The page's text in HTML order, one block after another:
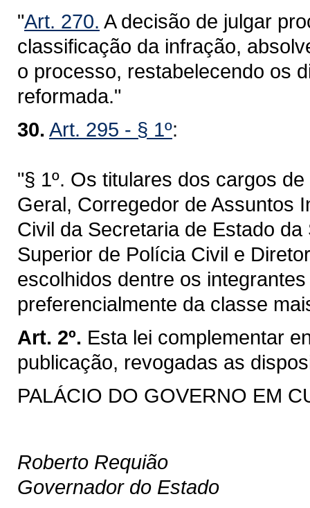
"Art. 270. A decisão de julgar
classificação da infração,
o processo, restabelecendo os
reformada."
30. Art. 295 - § 1º:
"§ 1º. Os titulares dos cargos
Geral, Corregedor de Assuntos
Civil da Secretaria de Estado
Superior de Polícia Civil e
escolhidos dentre os
preferencialmente da classe
Art. 2º. Esta lei complementar
publicação, revogadas as
PALÁCIO DO GOVERNO EM
Roberto Requião
Governador do Estado